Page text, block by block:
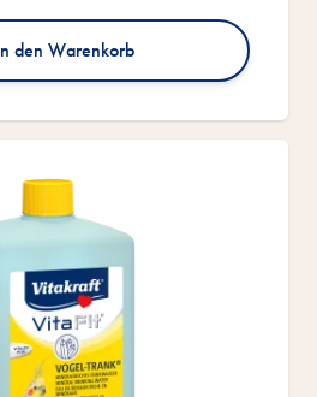
den Warenkorb